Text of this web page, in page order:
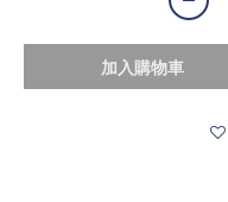
加入購物車